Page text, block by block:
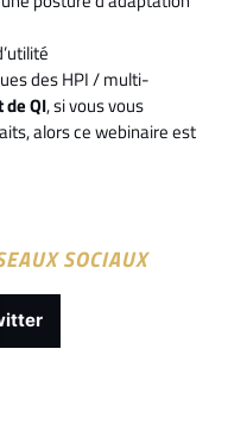
des HPI / multi-
de QI, si vous vous
alors ce webinaire est
SOCIAUX